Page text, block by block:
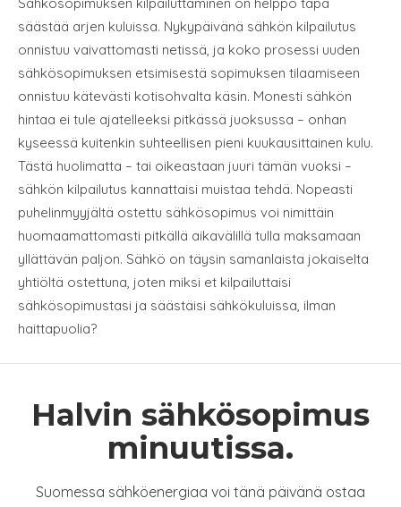
säästää arjen kuluissa. Nykypäivänä sähkön kilpailutus
onnistuu vaivattomasti netissä, ja koko prosessi uuden
sähkösopimuksen etsimisestä sopimuksen tilaamiseen
onnistuu kätevästi kotisohvalta käsin. Monesti sähkön
hintaa ei tule ajatelleeksi pitkässä juoksussa – onhan
kyseessä kuitenkin suhteellisen pieni kuukausittainen kulu.
Tästä huolimatta – tai oikeastaan juuri tämän vuoksi –
sähkön kilpailutus kannattaisi muistaa tehdä. Nopeasti
puhelinmyyjältä ostettu sähkösopimus voi nimittäin
huomaamattomasti pitkällä aikavälillä tulla maksamaan
yllättävän paljon. Sähkö on täysin samanlaista jokaiselta
yhtiöltä ostettuna, joten miksi et kilpailuttaisi
sähkösopimustasi ja säästäisi sähkökuluissa, ilman
haittapuolia?
Halvin sähkösopimus
minuutissa.
Suomessa sähköenergiaa voi tänä päivänä ostaa